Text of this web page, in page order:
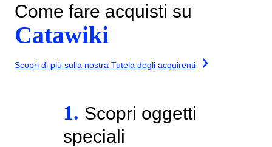
Come fare acquisti su
Catawiki
Scopri di più sulla nostra Tutela degli acquirenti
1. Scopri oggetti
speciali